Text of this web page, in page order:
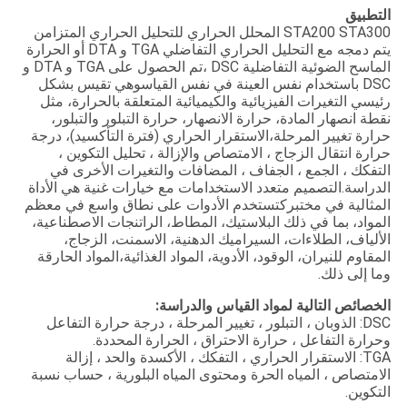
التطبيق
STA200 STA300 المحلل الحراري للتحليل الحراري المتزامن
يتم دمجه مع التحليل الحراري التفاضلي TGA و DTA أو الحرارة
الماسح الضوئية التفاضلية DSC ،تم الحصول على TGA و DTA و
DSC باستخدام نفس العينة في نفس القياسوهي تقيس بشكل
رئيسي التغيرات الفيزيائية والكيميائية المتعلقة بالحرارة، مثل
نقطة انصهار المادة، حرارة الانصهار، حرارة التبلور والتبلور،
حرارة تغيير المرحلة،الاستقرار الحراري (فترة التأكسيد)، درجة
حرارة انتقال الزجاج ، الامتصاص والإزالة ، تحليل التكوين ،
التفكك ، الجمع ، الجفاف ، المضافات والتغيرات الأخرى في
الدراسة.التصميم متعدد الاستخدامات مع خيارات غنية هي الأداة
المثالية في مختبركتستخدم الأدوات على نطاق واسع في معظم
المواد، بما في ذلك البلاستيك، المطاط، الراتنجات الاصطناعية،
الألياف، الطلاءات، السيراميك الدهنية، الاسمنت، الزجاج،
المقاوم للنيران، الوقود، الأدوية، المواد الغذائية،المواد الحارقة
وما إلى ذلك.
الخصائص التالية لمواد القياس والدراسة:
DSC: الذوبان ، التبلور ، تغيير المرحلة ، درجة حرارة التفاعل
وحرارة التفاعل ، حرارة الاحتراق ، الحرارة المحددة.
TGA: الاستقرار الحراري ، التفكك ، الأكسدة والحد ، إزالة
الامتصاص ، المياه الحرة ومحتوى المياه البلورية ، حساب نسبة
التكوين.